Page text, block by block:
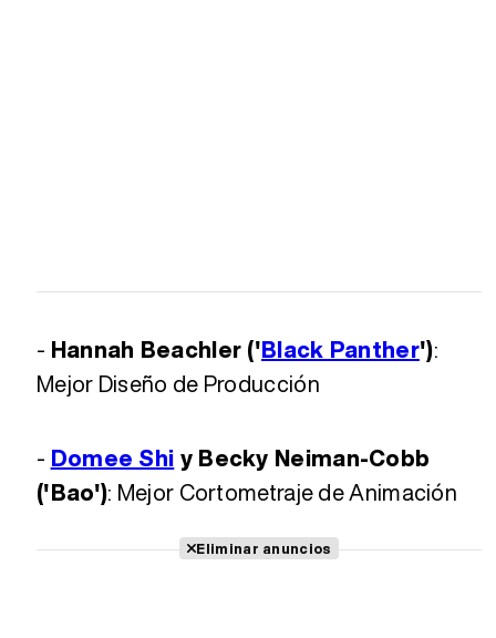
- Hannah Beachler ('Black Panther'):
Mejor Diseño de Producción
- Domee Shi y Becky Neiman-Cobb
('Bao'): Mejor Cortometraje de Animación
Eliminar anuncios